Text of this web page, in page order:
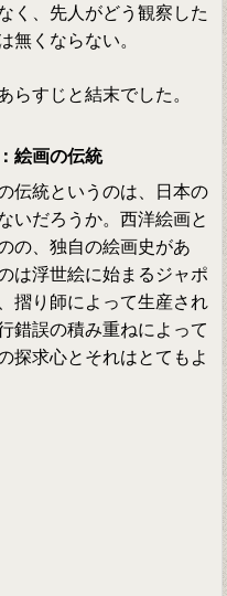
く、先人がどう観察した
無くならない。
らすじと結末でした。
絵画の伝統
伝統というのは、日本の
いだろうか。西洋絵画と
の、独自の絵画史があ
は浮世絵に始まるジャポ
摺り師によって生産され
錯誤の積み重ねによって
探求心とそれはとてもよ